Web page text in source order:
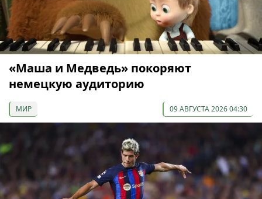
«Маша и Медведь» покоряют
немецкую аудиторию
МИР 09 АВГУСТА 2026 04:30